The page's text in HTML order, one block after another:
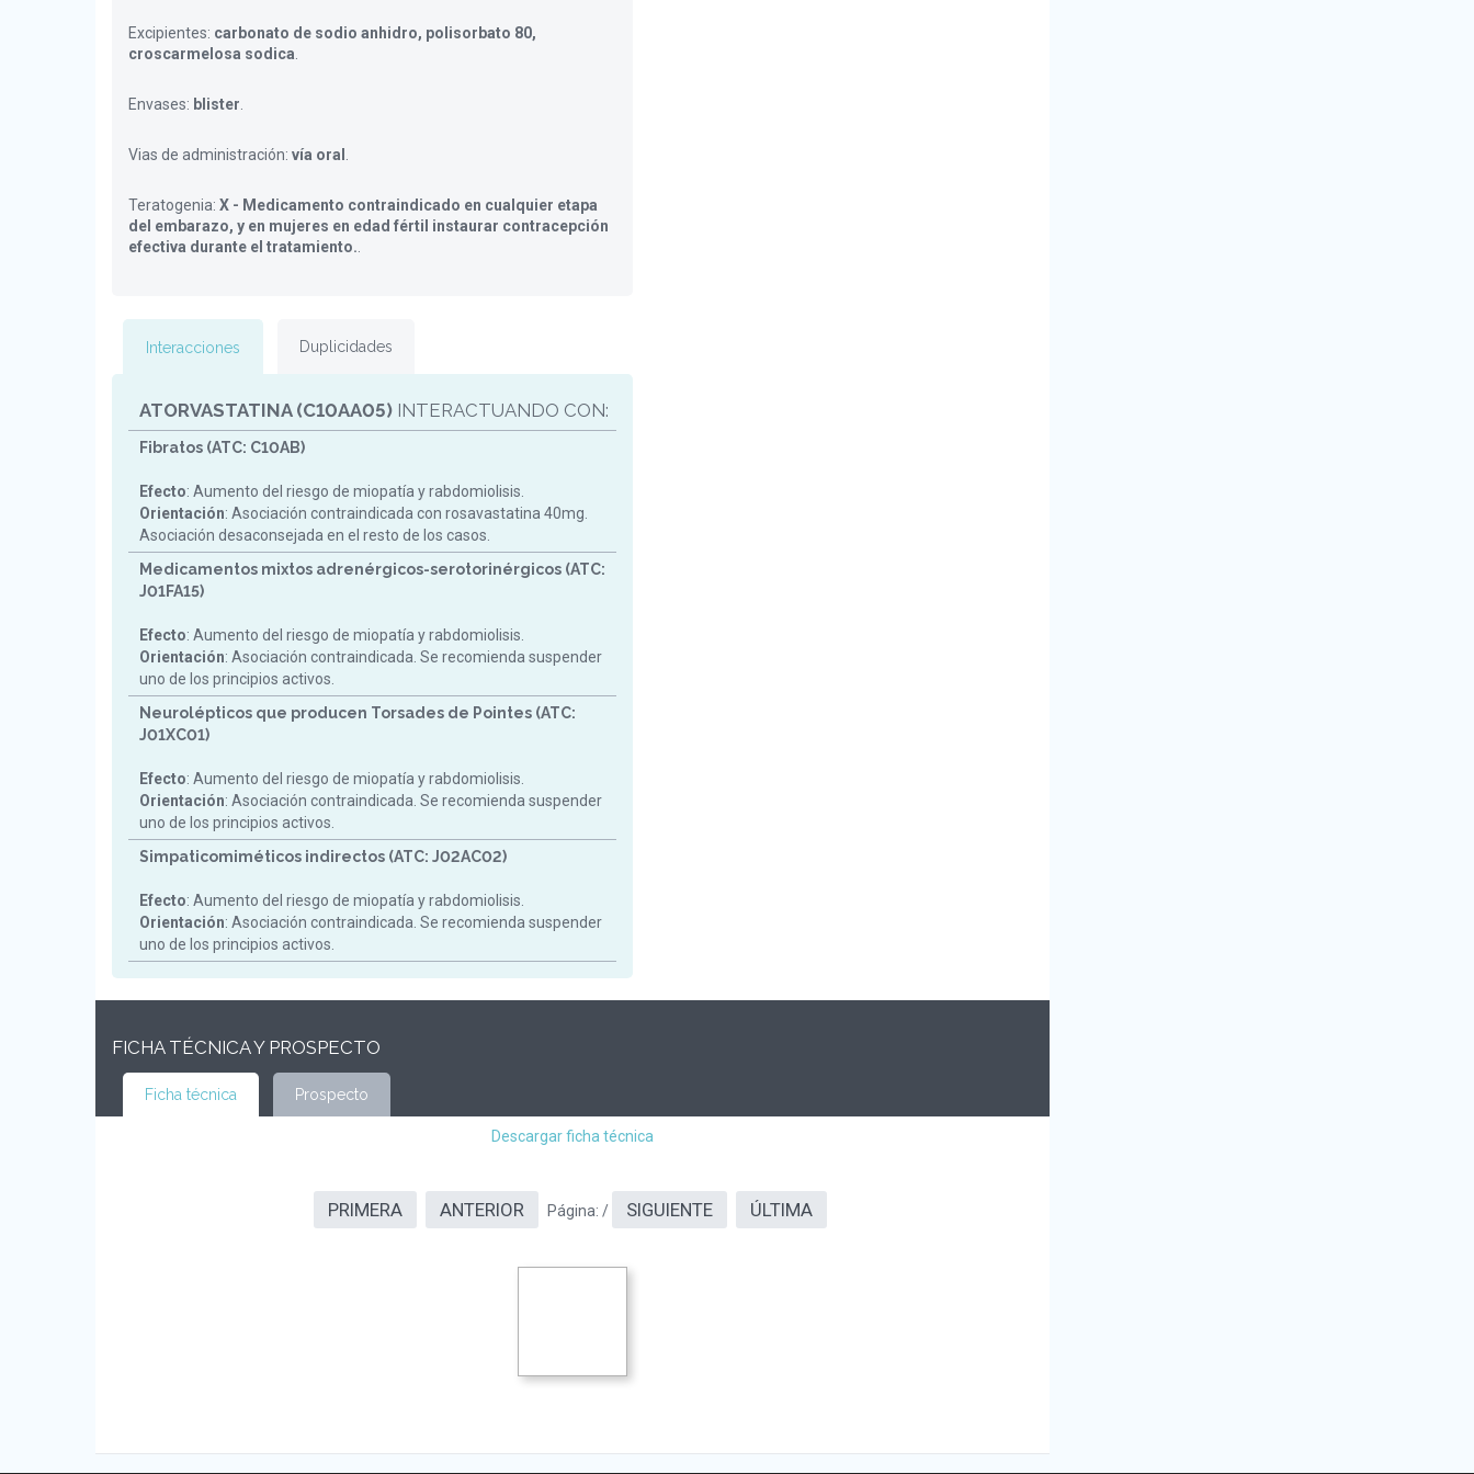
Excipientes: carbonato de sodio anhidro, polisorbato 80,
croscarmelosa sodica
Envases: blister
Vias de administración: vía oral
Teratogenia: X - Medicamento contraindicado en cualquier etapa
del embarazo, y en mujeres en edad fértil instaurar contracepción
efectiva durante el tratamiento.
Interacciones Duplicidades
ATORVASTATINA (C10AA05) INTERACTUANDO CON:
Fibratos (ATC: C10AB)
Efecto: Aumento del riesgo de miopatía y rabdomiolisis.
Orientación: Asociación contraindicada con rosavastatina 40mg.
Asociación desaconsejada en el resto de los casos.
Medicamentos mixtos adrenérgicos-serotorinérgicos (ATC:
J01FA15)
Efecto: Aumento del riesgo de miopatía y rabdomiolisis.
Orientación: Asociación contraindicada. Se recomienda suspender
uno de los principios activos.
Neurolépticos que producen Torsades de Pointes (ATC:
J01XC01)
Efecto: Aumento del riesgo de miopatía y rabdomiolisis.
Orientación: Asociación contraindicada. Se recomienda suspender
uno de los principios activos.
Simpaticomiméticos indirectos (ATC: J02AC02)
Efecto: Aumento del riesgo de miopatía y rabdomiolisis.
Orientación: Asociación contraindicada. Se recomienda suspender
uno de los principios activos.
FICHA TÉCNICA Y PROSPECTO
Ficha técnica Prospecto
Descargar ficha técnica
PRIMERA ANTERIOR Página: / SIGUIENTE ÚLTIMA